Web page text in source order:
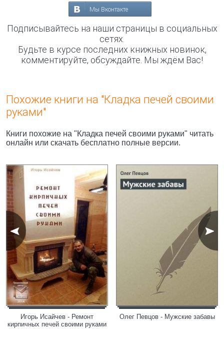
Мы Вконтакте
Подписывайтесь на наши страницы в социальных
сетях.
Будьте в курсе последних книжных новинок,
комментируйте, обсуждайте. Мы ждём Вас!
Похожие книги на "Кладка печей своими
руками"
Книги похожие на "Кладка печей своими руками" читать
онлайн или скачать бесплатно полные версии.
Игорь Исайчев - Ремонт
кирпичных печей своими руками
Олег Певцов - Мужские забавы